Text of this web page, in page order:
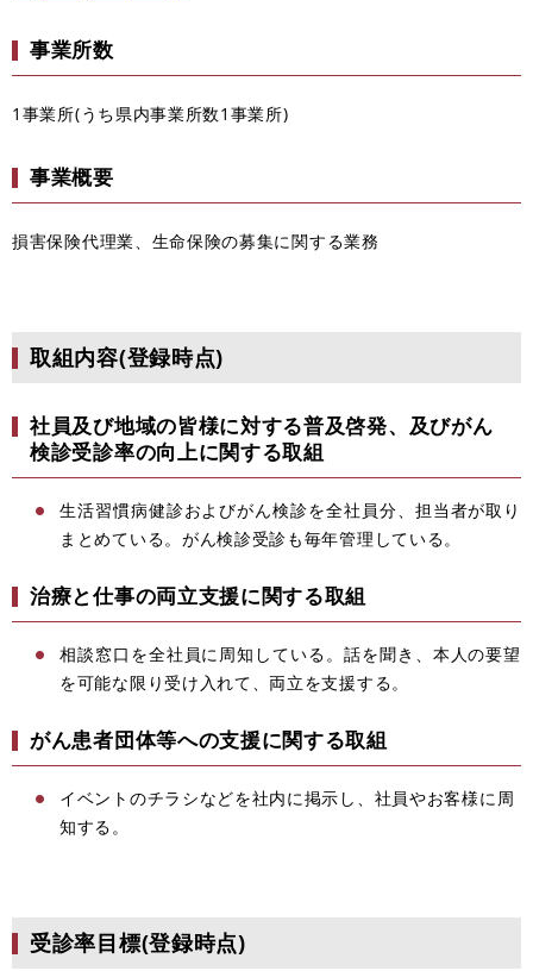
事業所数
1事業所(うち県内事業所数1事業所)
事業概要
損害保険代理業、生命保険の募集に関する業務
取組内容(登録時点)
社員及び地域の皆様に対する普及啓発、及びがん
検診受診率の向上に関する取組
生活習慣病健診およびがん検診を全社員分、担当者が取り
まとめている。がん検診受診も毎年管理している。
治療と仕事の両立支援に関する取組
相談窓口を全社員に周知している。話を聞き、本人の要望
を可能な限り受け入れて、両立を支援する。
がん患者団体等への支援に関する取組
イベントのチラシなどを社内に掲示し、社員やお客様に周
知する。
受診率目標(登録時点)